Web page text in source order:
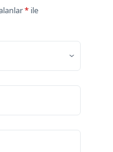
* ile